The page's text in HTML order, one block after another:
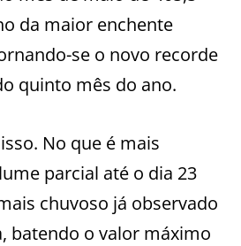
da maior enchente
se o novo recorde
quinto mês do ano.
No que é mais
parcial até o dia 23
chuvoso já observado
batendo o valor máximo